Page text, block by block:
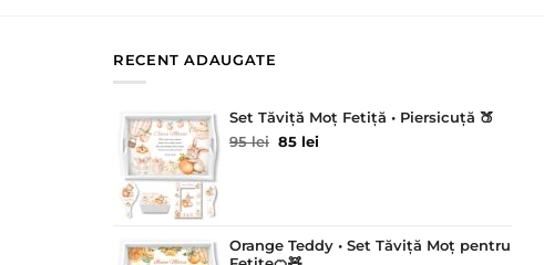
RECENT ADAUGATE
Set Tăviță Moț Fetiță • Piersicuță 🍑
95lei Prețul
85 leiPrețul
Orange Teddy • Set Tăviță Moț pentru